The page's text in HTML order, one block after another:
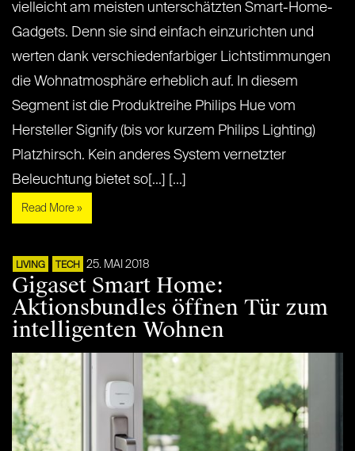
vielleicht am meisten unterschätzten Smart-Home-
Gadgets. Denn sie sind einfach einzurichten und
werten dank verschiedenfarbiger Lichtstimmungen
die Wohnatmosphäre erheblich auf. In diesem
Segment ist die Produktreihe Philips Hue vom
Hersteller Signify (bis vor kurzem Philips Lighting)
Platzhirsch. Kein anderes System vernetzter
Beleuchtung bietet so[...] [...]
Read More »
LIVING TECH 25. MAI 2018
Gigaset Smart Home:
Aktionsbundles öffnen Tür zum
intelligenten Wohnen